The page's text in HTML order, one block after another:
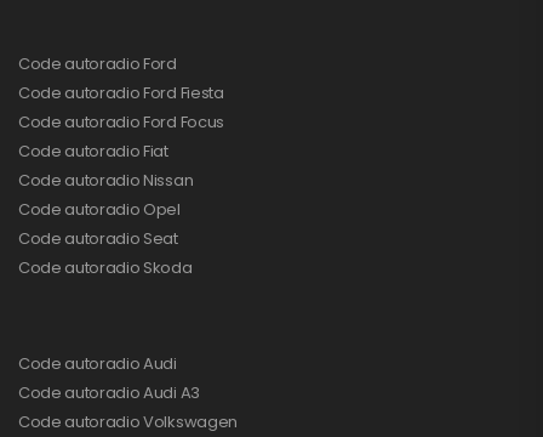
Code autoradio Ford
Code autoradio Ford Fiesta
Code autoradio Ford Focus
Code autoradio Fiat
Code autoradio Nissan
Code autoradio Opel
Code autoradio Seat
Code autoradio Skoda
Code autoradio Audi
Code autoradio Audi A3
Code autoradio Volkswagen